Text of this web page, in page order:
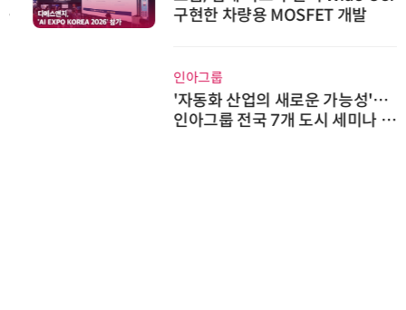
구현한 차량용 MOSFET 개발
'자동화 산업의 새로운 가능성'…
인아그룹 전국 7개 도시 세미나 페